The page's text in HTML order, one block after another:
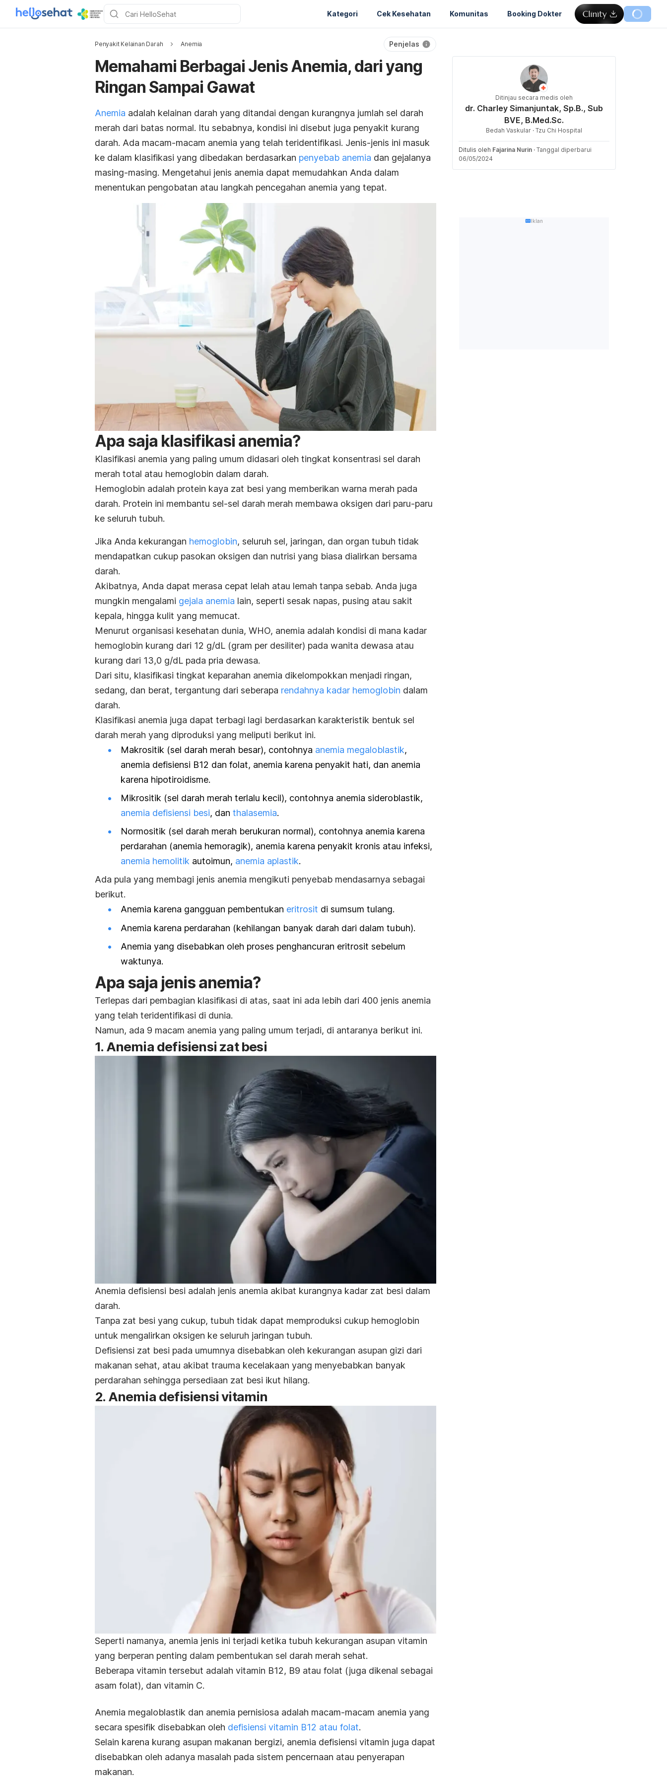
Kategori Cek Kesehatan Komunitas Booking Dokter
Penyakit Kelainan Darah Anemia Penjelas
Memahami Berbagai Jenis Anemia, dari yang
Ringan Sampai Gawat
Anemia adalah kelainan darah yang ditandai dengan kurangnya jumlah sel darah
merah dari batas normal. Itu sebabnya, kondisi ini disebut juga penyakit kurang
darah. Ada macam-macam anemia yang telah teridentifikasi. Jenis-jenis ini masuk
ke dalam klasifikasi yang dibedakan berdasarkan penyebab anemia dan gejalanya
masing-masing. Mengetahui jenis anemia dapat memudahkan Anda dalam
menentukan pengobatan atau langkah pencegahan anemia yang tepat.
Apa saja klasifikasi anemia?
Klasifikasi anemia yang paling umum didasari oleh tingkat konsentrasi sel darah
merah total atau hemoglobin dalam darah.
Hemoglobin adalah protein kaya zat besi yang memberikan warna merah pada
darah. Protein ini membantu sel-sel darah merah membawa oksigen dari paru-paru
ke seluruh tubuh.
Jika Anda kekurangan hemoglobin, seluruh sel, jaringan, dan organ tubuh tidak
mendapatkan cukup pasokan oksigen dan nutrisi yang biasa dialirkan bersama
darah.
Akibatnya, Anda dapat merasa cepat lelah atau lemah tanpa sebab. Anda juga
mungkin mengalami gejala anemia lain, seperti sesak napas, pusing atau sakit
kepala, hingga kulit yang memucat.
Menurut organisasi kesehatan dunia, WHO, anemia adalah kondisi di mana kadar
hemoglobin kurang dari 12 g/dL (gram per desiliter) pada wanita dewasa atau
kurang dari 13,0 g/dL pada pria dewasa.
Dari situ, klasifikasi tingkat keparahan anemia dikelompokkan menjadi ringan,
sedang, dan berat, tergantung dari seberapa rendahnya kadar hemoglobin dalam
darah.
Klasifikasi anemia juga dapat terbagi lagi berdasarkan karakteristik bentuk sel
darah merah yang diproduksi yang meliputi berikut ini.
Makrositik (sel darah merah besar), contohnya anemia megaloblastik,
anemia defisiensi B12 dan folat, anemia karena penyakit hati, dan anemia
karena hipotiroidisme.
Mikrositik (sel darah merah terlalu kecil), contohnya anemia sideroblastik,
anemia defisiensi besi, dan thalasemia.
Normositik (sel darah merah berukuran normal), contohnya anemia karena
perdarahan (anemia hemoragik), anemia karena penyakit kronis atau infeksi,
anemia hemolitik autoimun, anemia aplastik.
Ada pula yang membagi jenis anemia mengikuti penyebab mendasarnya sebagai
berikut.
Anemia karena gangguan pembentukan eritrosit di sumsum tulang.
Anemia karena perdarahan (kehilangan banyak darah dari dalam tubuh).
Anemia yang disebabkan oleh proses penghancuran eritrosit sebelum
waktunya.
Apa saja jenis anemia?
Terlepas dari pembagian klasifikasi di atas, saat ini ada lebih dari 400 jenis anemia
yang telah teridentifikasi di dunia.
Namun, ada 9 macam anemia yang paling umum terjadi, di antaranya berikut ini.
1. Anemia defisiensi zat besi
Anemia defisiensi besi adalah jenis anemia akibat kurangnya kadar zat besi dalam
darah.
Tanpa zat besi yang cukup, tubuh tidak dapat memproduksi cukup hemoglobin
untuk mengalirkan oksigen ke seluruh jaringan tubuh.
Defisiensi zat besi pada umumnya disebabkan oleh kekurangan asupan gizi dari
makanan sehat, atau akibat trauma kecelakaan yang menyebabkan banyak
perdarahan sehingga persediaan zat besi ikut hilang.
2. Anemia defisiensi vitamin
Seperti namanya, anemia jenis ini terjadi ketika tubuh kekurangan asupan vitamin
yang berperan penting dalam pembentukan sel darah merah sehat.
Beberapa vitamin tersebut adalah vitamin B12, B9 atau folat (juga dikenal sebagai
asam folat), dan vitamin C.
Anemia megaloblastik dan anemia pernisiosa adalah macam-macam anemia yang
secara spesifik disebabkan oleh defisiensi vitamin B12 atau folat.
Selain karena kurang asupan makanan bergizi, anemia defisiensi vitamin juga dapat
disebabkan oleh adanya masalah pada sistem pencernaan atau penyerapan
makanan.
Ditinjau secara medis oleh
dr. Charley Simanjuntak, Sp.B., Sub
BVE, B.Med.Sc.
Bedah Vaskular · Tzu Chi Hospital
Ditulis oleh Fajarina Nurin · Tanggal diperbarui
06/05/2024
Iklan